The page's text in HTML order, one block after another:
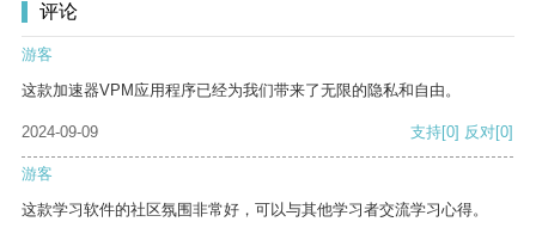
评论
游客
这款加速器VPM应用程序已经为我们带来了无限的隐私和自由。
2024-09-09 支持[0] 反对[0]
游客
这款学习软件的社区氛围非常好，可以与其他学习者交流学习心得。